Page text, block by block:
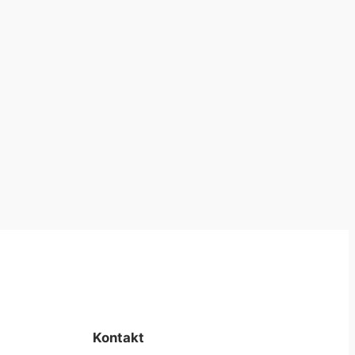
Kontakt